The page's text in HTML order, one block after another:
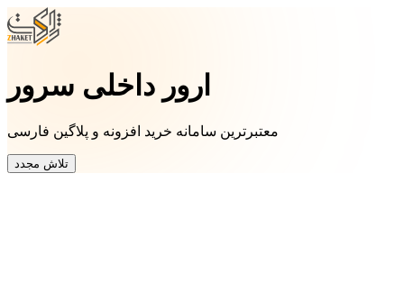
ارور داخلی سرور
معتبرترین سامانه خرید افزونه و پلاگین فارسی
تلاش مجدد